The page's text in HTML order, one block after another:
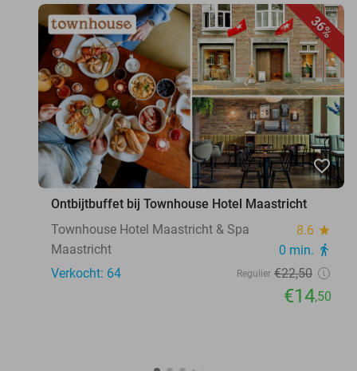
36%
favorite_border
Ontbijtbuffet bij Townhouse Hotel Maastricht
Townhouse Hotel Maastricht & Spa
8.6 star
Maastricht 0 min. directions_walk
Verkocht: 64 Regulier €22,50
€14,50